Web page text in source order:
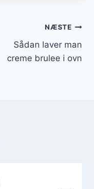
NÆSTE
Sådan laver man
creme brulee i ovn